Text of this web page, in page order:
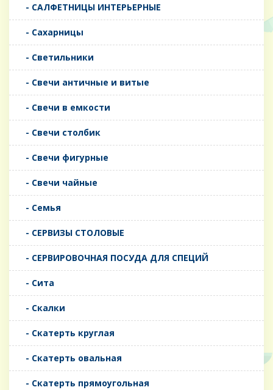
- САЛФЕТНИЦЫ ИНТЕРЬЕРНЫЕ
- Сахарницы
- Светильники
- Свечи античные и витые
- Свечи в емкости
- Свечи столбик
- Свечи фигурные
- Свечи чайные
- Семья
- СЕРВИЗЫ СТОЛОВЫЕ
- СЕРВИРОВОЧНАЯ ПОСУДА ДЛЯ СПЕЦИЙ
- Сита
- Скалки
- Скатерть круглая
- Скатерть овальная
- Скатерть прямоугольная